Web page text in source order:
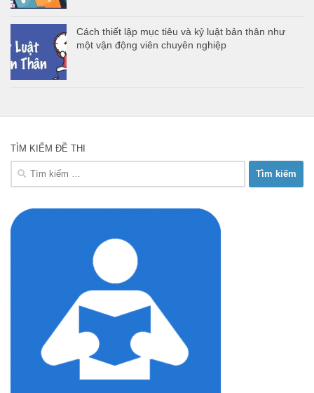
Cách thiết lập mục tiêu và kỷ luật bản thân như
một vận động viên chuyên nghiệp
TÌM KIẾM ĐỀ THI
Tìm